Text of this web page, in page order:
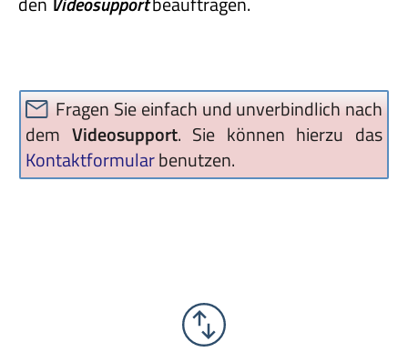
Fragen Sie einfach und unverbindlich nach
dem Videosupport. Sie können hierzu das
Kontaktformularbenutzen.